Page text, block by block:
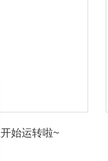
始运转啦~